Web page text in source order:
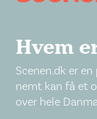
Hvem
Scenen.dk er
nemt kan få et
over hele